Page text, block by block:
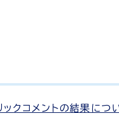
ックコメントの結果